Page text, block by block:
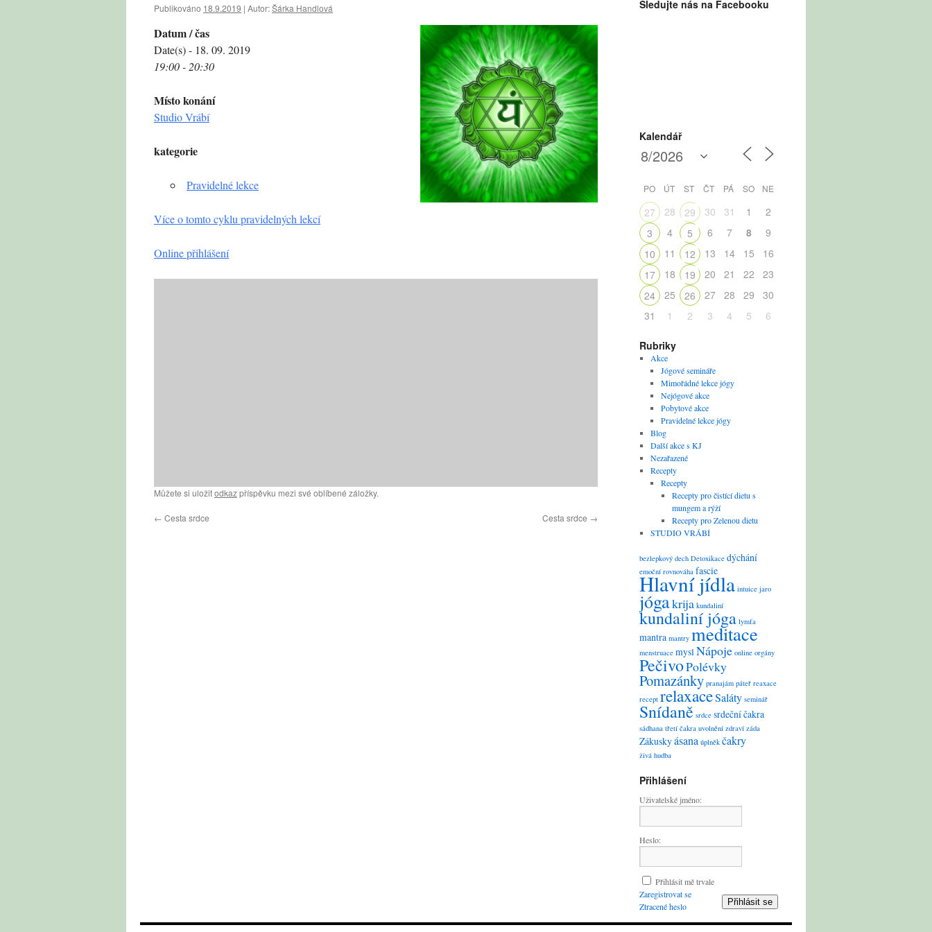
Publikováno 18.9.2019 | Autor:Šárka Handlová
Datum / čas
Date(s) - 18. 09. 2019
19:00 - 20:30
Místo konání
Studio Vrábí
kategorie
Pravidelné lekce
Více o tomto cyklu pravidelných lekcí
Online přihlášení
Můžete si uložitodkazpříspěvku mezi své oblíbené záložky.
← Cesta srdce Cesta srdce →
Sledujte nás na Facebooku
Kalendář
PO ÚT ST ČT PÁ SO NE
27 28 29 30 31 1
2
3
4 5 6 7 8
9
10
11 12 13 14 15
16
17
18 19 20 21 22
23
24
25 26 27 28 29
30
31
1 2 3 4 5 6
Rubriky
Akce
Jógové semináře
Mimořádné lekce jógy
Nejógové akce
Pobytové akce
Pravidelné lekce jógy
Blog
Další akce s KJ
Nezařazené
Recepty
Recepty
Recepty pro čistící dietu s
mungem a rýží
Recepty pro Zelenou dietu
STUDIO VRÁBÍ
bezlepkový dech Detoxikace dýchání
emoční rovnováha fascie
Hlavní jídla intuice jaro
jógakrija kundaliní
kundaliní jóga lymfa
mantra mantry meditace
menstruace myslNápoje online orgány
PečivoPolévky
Pomazánky pranajám páteř reaxace
recept relaxaceSaláty seminář
Snídaně srdce srdeční čakra
sádhana třetí čakra uvolnění zdraví záda
Zákuskyásana úplněk čakry
živá hudba
Přihlášení
Uživatelské jméno:
Heslo:
Přihlásit mě trvale
Přihlásit se
Zaregistrovat se
Ztracené heslo